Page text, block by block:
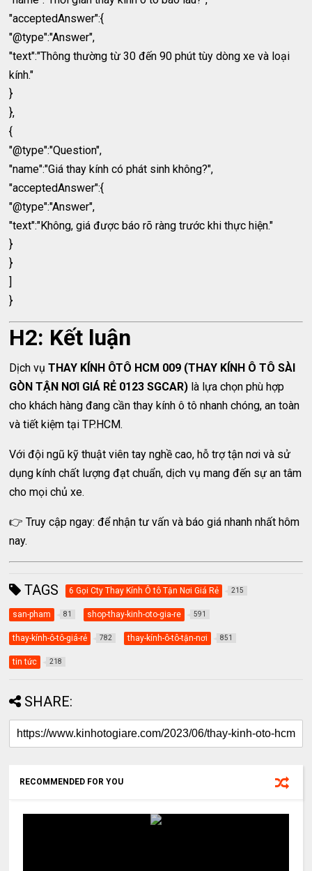
"acceptedAnswer":{
"@type":"Answer",
"text":"Thông thường từ 30 đến 90 phút tùy dòng xe và loại
kính."
}
},
{
"@type":"Question",
"name":"Giá thay kính có phát sinh không?",
"acceptedAnswer":{
"@type":"Answer",
"text":"Không, giá được báo rõ ràng trước khi thực hiện."
}
}
]
}
H2: Kết luận
Dịch vụTHAY KÍNH ÔTÔ HCM 009 (THAY KÍNH Ô TÔ SÀI
GÒN TẬN NƠI GIÁ RẺ 0123 SGCAR) là lựa chọn phù hợp
cho khách hàng đang cần thay kính ô tô nhanh chóng, an toàn
và tiết kiệm tại TP.HCM.
Với đội ngũ kỹ thuật viên tay nghề cao, hỗ trợ tận nơi và sử
dụng kính chất lượng đạt chuẩn, dịch vụ mang đến sự an tâm
cho mọi chủ xe.
👉 Truy cập ngay: để nhận tư vấn và báo giá nhanh nhất hôm
nay.
TAGS 6 Gọi Cty Thay Kính Ô tô Tận Nơi Giá Rẻ 215
san-pham 81 shop-thay-kinh-oto-gia-re 591
thay-kính-ô-tô-giá-rẻ 782 thay-kính-ô-tô-tận-nơi 851
tin tức 218
SHARE:
RECOMMENDED FOR YOU